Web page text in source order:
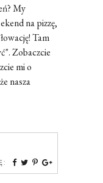
My
na pizzę,
Tam
Zobaczcie
mi o
nasza